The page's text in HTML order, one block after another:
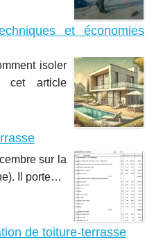
et économies
isoler
cet article
sur la
Il porte…
de toiture-terrasse